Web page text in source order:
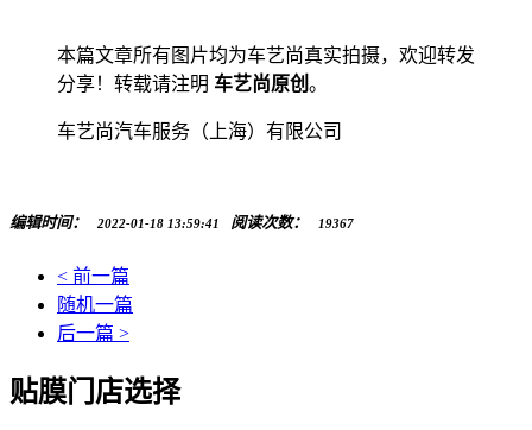
本篇文章所有图片均为车艺尚真实拍摄，欢迎转发
分享！转载请注明 车艺尚原创 。
车艺尚汽车服务（上海）有限公司
编辑时间： 2022-01-18 13:59:41 阅读次数： 19367
< 前一篇
随机一篇
后一篇 >
贴膜门店选择